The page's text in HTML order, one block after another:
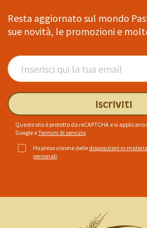
Resta aggiornato sul mondo
sue novità, le promozioni e
Iscriviti
Questo sito è protetto da reCAPTCHA e si
Google eTermini di servizio.
Ho preso visione delle disposizioni in
personali.